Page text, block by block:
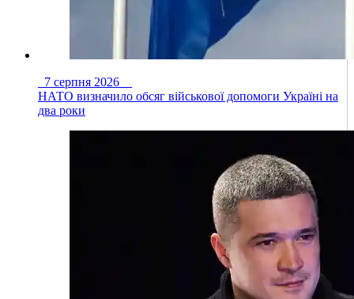
7 серпня 2026
НАТО визначило обсяг військової допомоги Україні на
два роки